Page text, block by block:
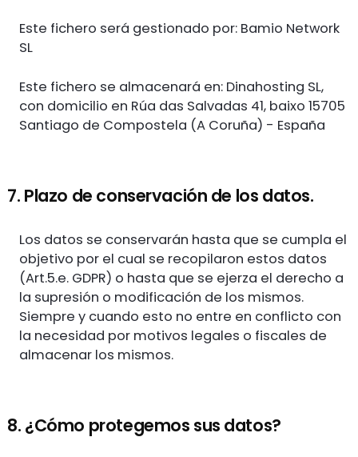
Este fichero será gestionado por: Bamio Network
SL
Este fichero se almacenará en: Dinahosting SL,
con domicilio en Rúa das Salvadas 41, baixo 15705
Santiago de Compostela (A Coruña) - España
7. Plazo de conservación de los datos.
Los datos se conservarán hasta que se cumpla el
objetivo por el cual se recopilaron estos datos
(Art.5.e. GDPR) o hasta que se ejerza el derecho a
la supresión o modificación de los mismos.
Siempre y cuando esto no entre en conflicto con
la necesidad por motivos legales o fiscales de
almacenar los mismos.
8. ¿Cómo protegemos sus datos?